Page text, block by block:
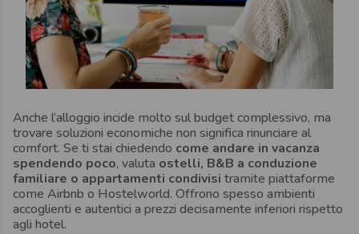
Anche l’alloggio incide molto sul budget complessivo, ma
trovare soluzioni economiche non significa rinunciare al
comfort. Se ti stai chiedendo come andare in vacanza
spendendo poco, valuta ostelli, B&B a conduzione
familiare o appartamenti condivisi tramite piattaforme
come Airbnb o Hostelworld. Offrono spesso ambienti
accoglienti e autentici a prezzi decisamente inferiori rispetto
agli hotel.